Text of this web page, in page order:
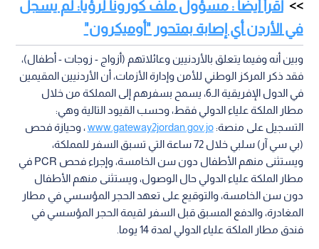
اقرأ أيضا : مسؤول ملف كورونا لرؤيا: لم يسجل
في الأردن أي إصابة بمتحور "أوميكرون"
وبين أنه وفيما يتعلق بالأردنيين وعائلاتهم (أزواج - زوجات - أطفال)،
فقد ذكر المركز الوطني للأمن وإدارة الأزمات، أن الأردنيين المقيمين
في الدول الإفريقية الـ6، يسمح بسفرهم إلى المملكة من خلال
مطار الملكة علياء الدولي فقط، وحسب القيود التالية وهي:
التسجيل على منصة:www.gateway2jordan.gov.jo، وحيازة فحص
(بي سي آر) سلبي خلال 72 ساعة التي تسبق السفر للمملكة،
ويستثنى منهم الأطفال دون سن الخامسة، وإجراء فحص PCR في
مطار الملكة علياء الدولي حال الوصول، ويستثنى منهم الأطفال
دون سن الخامسة، والتوقيع على تعهد الحجر المؤسسي في مطار
المغادرة، والدفع المسبق قبل السفر لقيمة الحجر المؤسسي في
فندق مطار الملكة علياء الدولي لمدة 14 يوما.